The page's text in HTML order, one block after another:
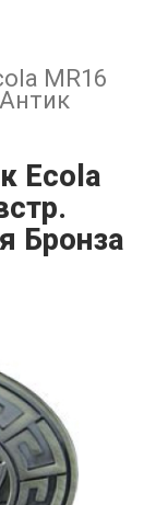
MR16
Ecola
Бронза